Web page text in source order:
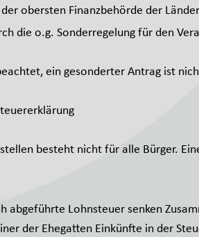
obersten Finanzbehörde der
die o.g. Sonderregelung für den
ein gesonderter Antrag ist
besteht nicht für alle Bürger.
Lohnsteuer senken
der Ehegatten Einkünfte in der